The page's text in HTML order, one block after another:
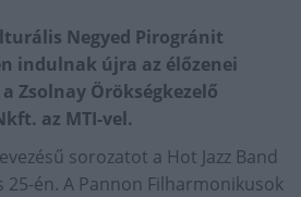
Negyed Pirogránit
indulnak újra az élőzenei
Zsolnay Örökségkezelő
az MTI-vel.
sorozatot a Hot Jazz Band
én. A Pannon Filharmonikusok